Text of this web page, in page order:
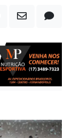
por raios,